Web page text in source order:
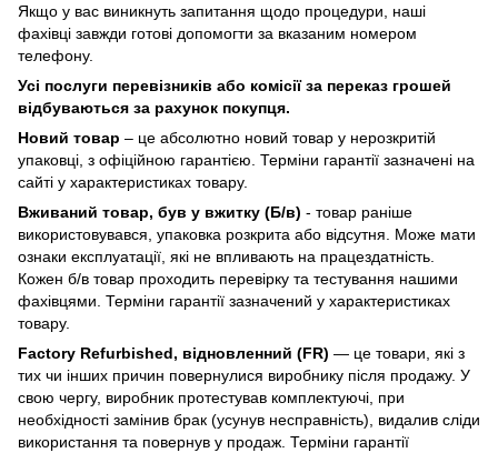
Якщо у вас виникнуть запитання щодо процедури, наші
фахівці завжди готові допомогти за вказаним номером
телефону.
Усі послуги перевізників або комісії за переказ грошей
відбуваються за рахунок покупця.
Новий товар – це абсолютно новий товар у нерозкритій
упаковці, з офіційною гарантією. Терміни гарантії зазначені на
сайті у характеристиках товару.
Вживаний товар, був у вжитку (Б/в) - товар раніше
використовувався, упаковка розкрита або відсутня. Може мати
ознаки експлуатації, які не впливають на працездатність.
Кожен б/в товар проходить перевірку та тестування нашими
фахівцями. Терміни гарантії зазначений у характеристиках
товару.
Factory Refurbished, відновленний (FR) — це товари, які з
тих чи інших причин повернулися виробнику після продажу. У
свою чергу, виробник протестував комплектуючі, при
необхідності замінив брак (усунув несправність), видалив сліди
використання та повернув у продаж. Терміни гарантії